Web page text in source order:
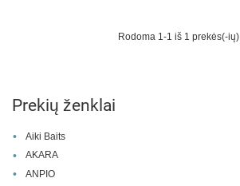
Rodoma 1-1 iš 1 prekės(-ių)
Prekių ženklai
Aiki Baits
AKARA
ANPIO